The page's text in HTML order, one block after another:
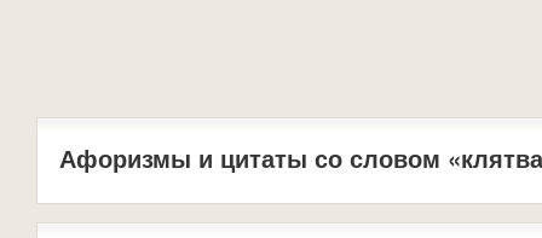
Афоризмы и цитаты со словом